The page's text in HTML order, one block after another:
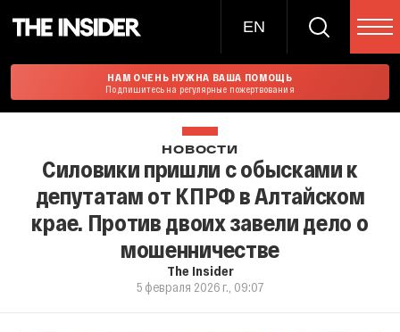
EN
НАМ ОЧЕНЬ НУЖНА ВАША ПОМОЩЬ
Подпишитесь на регулярные пожертвования
НОВОСТИ
Силовики пришли с обысками к
депутатам от КПРФ в Алтайском
крае. Против двоих завели дело о
мошенничестве
The Insider
5 февраля 2026 г., 09:07